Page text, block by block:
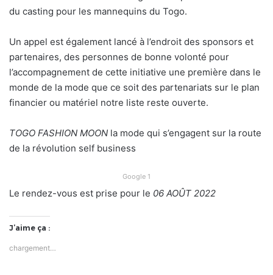
du casting pour les mannequins du Togo.
Un appel est également lancé à l’endroit des sponsors et
partenaires, des personnes de bonne volonté pour
l’accompagnement de cette initiative une première dans le
monde de la mode que ce soit des partenariats sur le plan
financier ou matériel notre liste reste ouverte.
TOGO FASHION MOON la mode qui s’engagent sur la route
de la révolution self business
Google 1
Le rendez-vous est prise pour le 06 AOÛT 2022
J’aime ça :
chargement…